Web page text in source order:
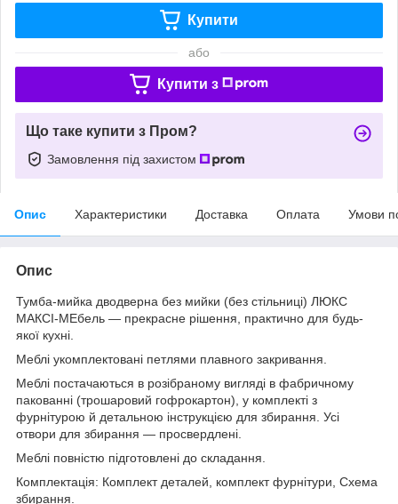
Купити
або
Купити з
Що таке купити з Пром?
Замовлення під захистом
Опис Характеристики Доставка Оплата Умови
Опис
Тумба-мийка дводверна без мийки (без стільниці) ЛЮКС
МАКСІ-МЕбель — прекрасне рішення, практично для будь-
якої кухні.
Меблі укомплектовані петлями плавного закривання.
Меблі постачаються в розібраному вигляді в фабричному
пакованні (трошаровий гофрокартон), у комплекті з
фурнітурою й детальною інструкцією для збирання. Усі
отвори для збирання — просвердлені.
Меблі повністю підготовлені до складання.
Комплектація: Комплект деталей, комплект фурнітури, Схема
збирання.